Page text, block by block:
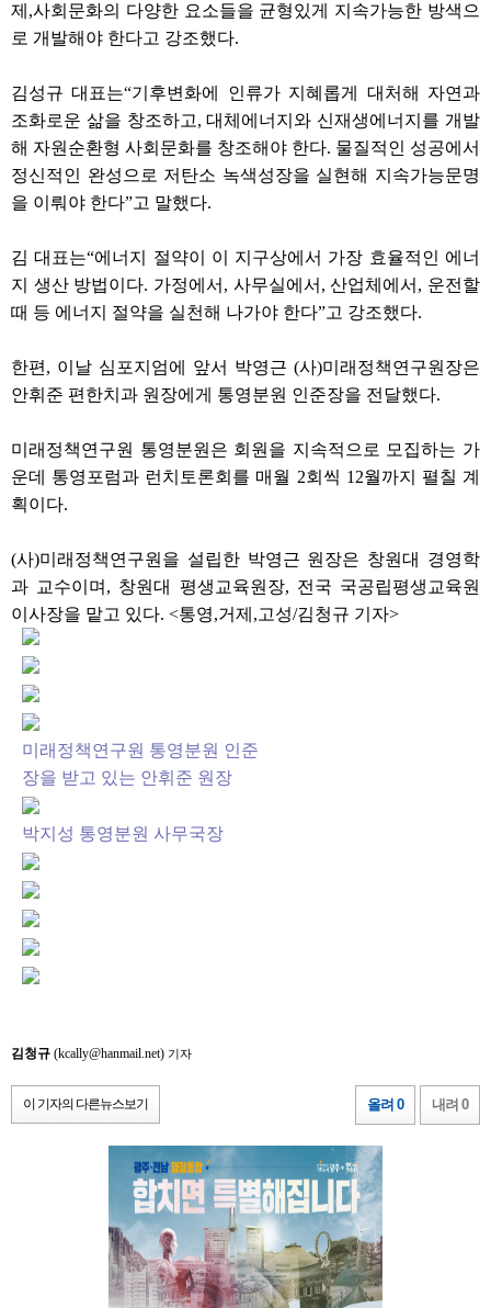
제,사회문화의 다양한 요소들을 균형있게 지속가능한 방색으
로 개발해야 한다고 강조했다.
김성규 대표는“기후변화에 인류가 지혜롭게 대처해 자연과
조화로운 삶을 창조하고, 대체에너지와 신재생에너지를 개발
해 자원순환형 사회문화를 창조해야 한다. 물질적인 성공에서
정신적인 완성으로 저탄소 녹색성장을 실현해 지속가능문명
을 이뤄야 한다”고 말했다.
김 대표는“에너지 절약이 이 지구상에서 가장 효율적인 에너
지 생산 방법이다. 가정에서, 사무실에서, 산업체에서, 운전할
때 등 에너지 절약을 실천해 나가야 한다”고 강조했다.
한편, 이날 심포지엄에 앞서 박영근 (사)미래정책연구원장은
안휘준 편한치과 원장에게 통영분원 인준장을 전달했다.
미래정책연구원 통영분원은 회원을 지속적으로 모집하는 가
운데 통영포럼과 런치토론회를 매월 2회씩 12월까지 펼칠 계
획이다.
(사)미래정책연구원을 설립한 박영근 원장은 창원대 경영학
과 교수이며, 창원대 평생교육원장, 전국 국공립평생교육원
이사장을 맡고 있다. <통영,거제,고성/김청규 기자>
미래정책연구원 통영분원 인준
장을 받고 있는 안휘준 원장
박지성 통영분원 사무국장
김청규 (kcally@hanmail.net) 기자
이 기자의 다른뉴스보기 올려 0 내려 0